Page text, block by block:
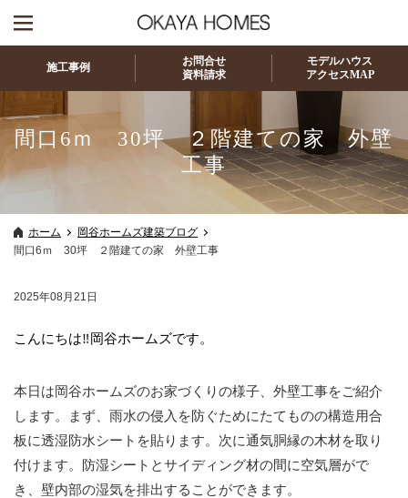
施工事例
お問合せ
資料請求
モデルハウス
アクセスMAP
間口6ｍ 30坪 ２階建ての家 外壁
工事
ホーム
岡谷ホームズ建築ブログ
間口6ｍ 30坪 ２階建ての家 外壁工事
2025年08月21日
こんにちは‼岡谷ホームズです。
本日は岡谷ホームズのお家づくりの様子、外壁工事をご紹介
します。まず、雨水の侵入を防ぐためにたてものの構造用合
板に透湿防水シートを貼ります。次に通気胴縁の木材を取り
付けます。防湿シートとサイディング材の間に空気層がで
き、壁内部の湿気を排出することができます。